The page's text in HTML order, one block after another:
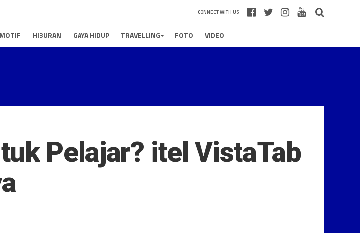
CONNECT WITH US
HIBURAN GAYA HIDUP TRAVELLING FOTO VIDEO
Pelajar? itel VistaTab